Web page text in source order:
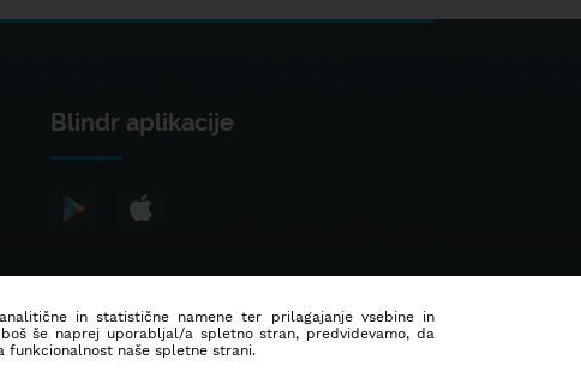
Blindr aplikacije
in statistične namene ter prilagajanje vsebine in
še naprej uporabljal/a spletno stran, predvidevamo, da
funkcionalnost naše spletne strani.